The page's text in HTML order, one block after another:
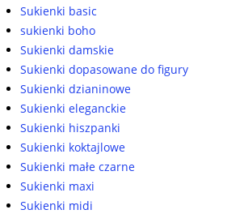
Sukienki basic
sukienki boho
Sukienki damskie
Sukienki dopasowane do figury
Sukienki dzianinowe
Sukienki eleganckie
Sukienki hiszpanki
Sukienki koktajlowe
Sukienki małe czarne
Sukienki maxi
Sukienki midi